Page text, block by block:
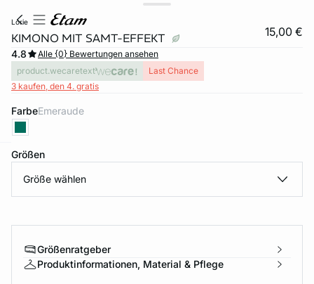
lorie
KIMONO MIT SAMT-EFFEKT 15,00 €
4.8
Alle {0} Bewertungen ansehen
product.wecaretext
Last Chance
3 kaufen, den 4. gratis
Farbe emeraude
Größen
Größe wählen
Größenratgeber
Produktinformationen, Material & Pflege